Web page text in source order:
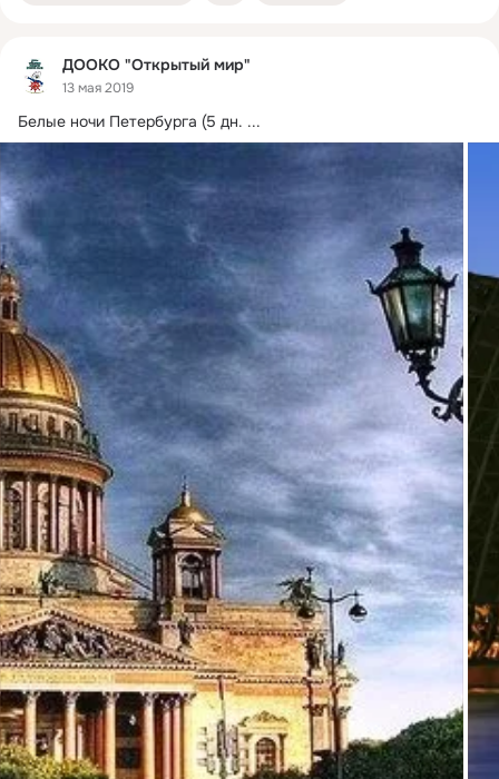
ДООКО "Открытый мир"
13 мая 2019
Белые ночи Петербурга (5 дн. ...